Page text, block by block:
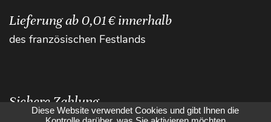
Lieferung ab 0,01 € innerhalb
des französischen Festlands
Sichere Zahlung
Diese Website verwendet Cookies und gibt Ihnen die